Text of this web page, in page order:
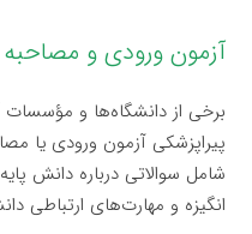
آزمون ورودی و مصاحبه
برخی از دانشگاه‌ها و
پیراپزشکی آزمون ورودی یا
شامل سوالاتی درباره دانش
انگیزه و مهارت‌های ارتباطی